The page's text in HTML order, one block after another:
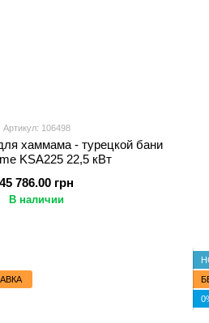
Артикул: 106498
хаммама - турецкой бани
KSA225 22,5 кВт
45 786.00 грн
В наличии